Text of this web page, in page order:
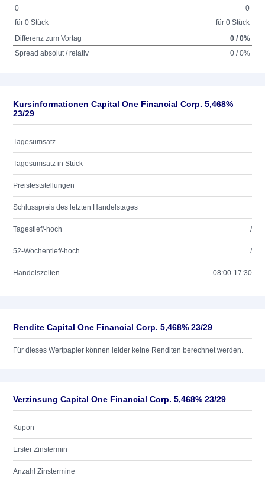
0
für 0 Stück
0
für 0 Stück
Differenz zum Vortag
0 / 0%
Spread absolut / relativ
0 / 0%
Kursinformationen Capital One Financial Corp. 5,468%
23/29
Tagesumsatz
Tagesumsatz in Stück
Preisfeststellungen
Schlusspreis des letzten Handelstages
Tagestief/-hoch /
52-Wochentief/-hoch /
Handelszeiten 08:00-17:30
Rendite Capital One Financial Corp. 5,468% 23/29
Für dieses Wertpapier können leider keine Renditen berechnet werden.
Verzinsung Capital One Financial Corp. 5,468% 23/29
Kupon
Erster Zinstermin
Anzahl Zinstermine